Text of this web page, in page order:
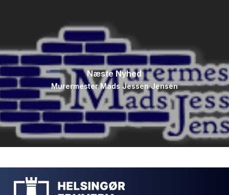
Næste Nyhed
Murermester Mads Jessen Jensen